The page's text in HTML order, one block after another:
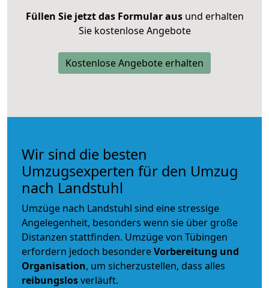
Füllen Sie jetzt das Formular ausund erhalten
Sie kostenlose Angebote
Kostenlose Angebote erhalten
Wir sind die besten
Umzugsexperten für den Umzug
nach Landstuhl
Umzüge nach Landstuhl sind eine stressige
Angelegenheit, besonders wenn sie über große
Distanzen stattfinden. Umzüge von Tübingen
erfordern jedoch besondereVorbereitung und
Organisation, um sicherzustellen, dass alles
reibungslosverläuft.